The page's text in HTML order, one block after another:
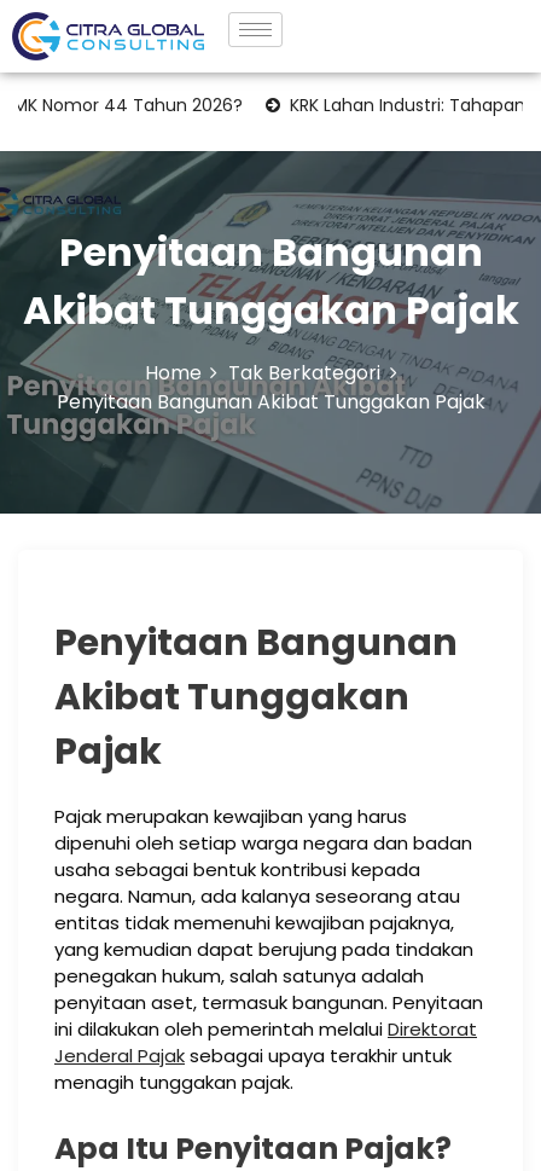
44 Tahun 2026? KRK Lahan Industri: Tahapan
Penyitaan Bangunan
Akibat Tunggakan Pajak
Home
Tak Berkategori
Penyitaan Bangunan Akibat Tunggakan Pajak
Penyitaan Bangunan
Akibat Tunggakan
Pajak
Pajak merupakan kewajiban yang harus
dipenuhi oleh setiap warga negara dan badan
usaha sebagai bentuk kontribusi kepada
negara. Namun, ada kalanya seseorang atau
entitas tidak memenuhi kewajiban pajaknya,
yang kemudian dapat berujung pada tindakan
penegakan hukum, salah satunya adalah
penyitaan aset, termasuk bangunan. Penyitaan
ini dilakukan oleh pemerintah melaluiDirektorat
Jenderal Pajaksebagai upaya terakhir untuk
menagih tunggakan pajak.
Apa Itu Penyitaan Pajak?